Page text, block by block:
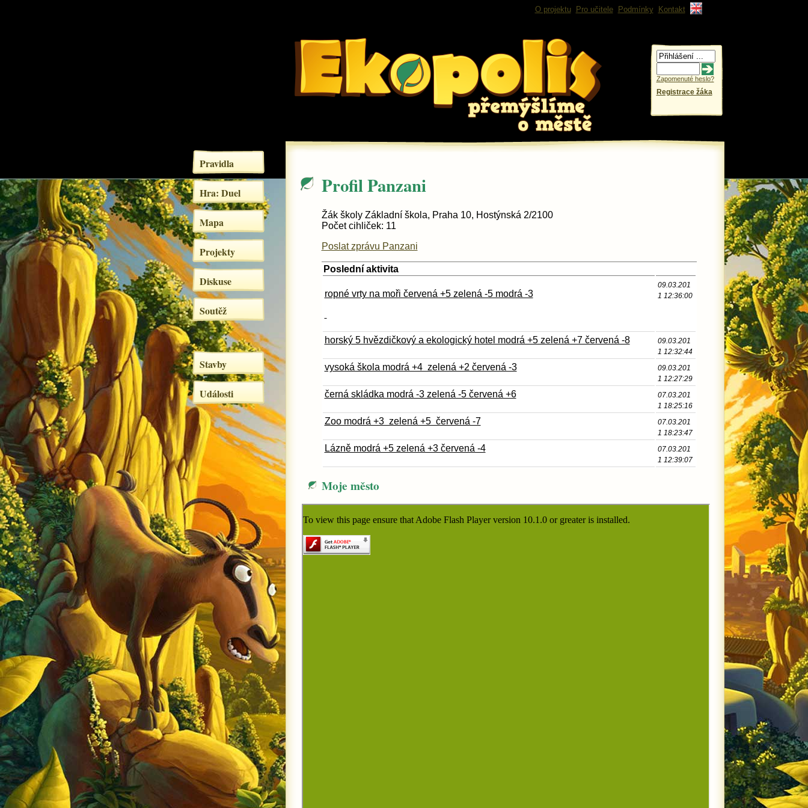
O projektu Pro učitele Podmínky Kontakt
Zapomenuté heslo?
Registrace žáka
Pravidla
Hra: Duel
Mapa
Projekty
Diskuse
Soutěž
Stavby
Události
Profil Panzani
Žák školy Základní škola, Praha 10, Hostýnská 2/2100
Počet cihliček: 11
Poslat zprávu Panzani
Poslední aktivita
ropné vrty na moři červená +5 zelená -5 modrá -3
09.03.201
1 12:36:00
horský 5 hvězdičkový a ekologický hotel modrá +5 zelená +7 červená -8
09.03.201
1 12:32:44
vysoká škola modrá +4 zelená +2 červená -3
09.03.201
1 12:27:29
černá skládka modrá -3 zelená -5 červená +6
07.03.201
1 18:25:16
Zoo modrá +3 zelená +5 červená -7
07.03.201
1 18:23:47
Lázně modrá +5 zelená +3 červená -4
07.03.201
1 12:39:07
Moje město